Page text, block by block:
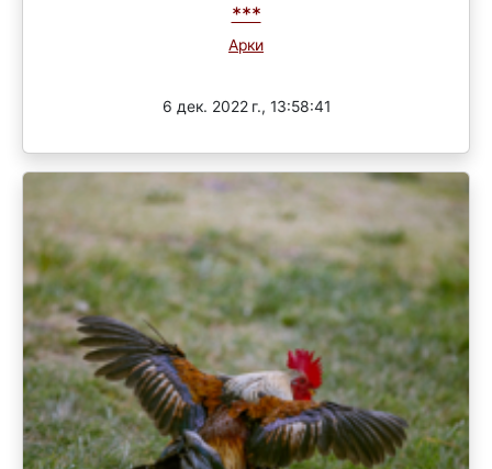
***
Арки
6 дек. 2022 г., 13:58:41